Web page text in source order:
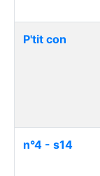
P'tit con
n°4 - s14